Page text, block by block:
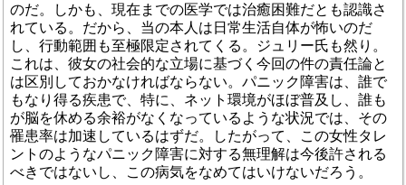
のだ。しかも、現在までの医学では治癒困難だとも認識さ
れている。だから、当の本人は日常生活自体が怖いのだ
し、行動範囲も至極限定されてくる。ジュリー氏も然り。
これは、彼女の社会的な立場に基づく今回の件の責任論と
は区別しておかなければならない。パニック障害は、誰で
もなり得る疾患で、特に、ネット環境がほぼ普及し、誰も
が脳を休める余裕がなくなっているような状況では、その
罹患率は加速しているはずだ。したがって、この女性タレ
ントのようなパニック障害に対する無理解は今後許される
べきではないし、この病気をなめてはいけないだろう。